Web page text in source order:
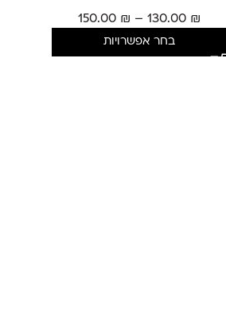
130.00 ₪
–
150.00 ₪
בחר אפשרויות